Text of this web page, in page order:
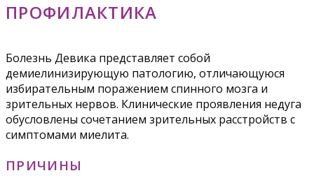
ПРОФИЛАКТИКА
Болезнь Девика представляет собой
демиелинизирующую патологию, отличающуюся
избирательным поражением спинного мозга и
зрительных нервов. Клинические проявления недуга
обусловлены сочетанием зрительных расстройств с
симптомами миелита.
ПРИЧИНЫ